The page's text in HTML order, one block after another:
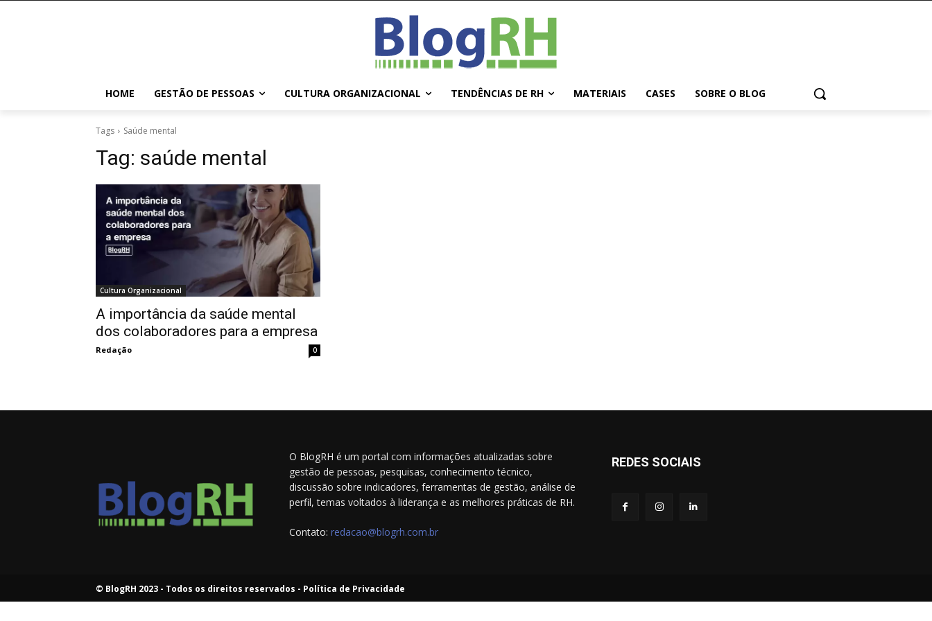
HOME GESTÃO DE PESSOAS CULTURA ORGANIZACIONAL TENDÊNCIAS DE RH MATERIAIS CASES SOBRE O BLOG
Tags Saúde mental
Tag: saúde mental
Cultura Organizacional
A importância da saúde mental
dos colaboradores para a empresa
Redação 0
O BlogRH é um portal com informações atualizadas sobre
gestão de pessoas, pesquisas, conhecimento técnico,
discussão sobre indicadores, ferramentas de gestão, análise de
perfil, temas voltados à liderança e as melhores práticas de RH.
Contato: redacao@blogrh.com.br
REDES SOCIAIS
© BlogRH 2023 - Todos os direitos reservados - Política de Privacidade